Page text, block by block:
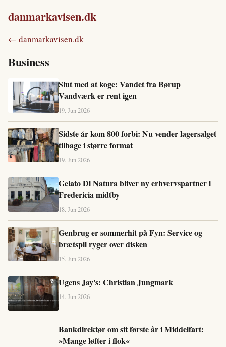
danmarkavisen.dk
← danmarkavisen.dk
Business
Slut med at koge: Vandet fra Børup
Vandværk er rent igen
19. Jun 2026
Sidste år kom 800 forbi: Nu vender lagersalget
tilbage i større format
19. Jun 2026
Gelato Di Natura bliver ny erhvervspartner i
Fredericia midtby
18. Jun 2026
Genbrug er sommerhit på Fyn: Service og
brætspil ryger over disken
15. Jun 2026
Ugens Jay's: Christian Jungmark
14. Jun 2026
Bankdirektør om sit første år i Middelfart:
»Mange løfter i flok«